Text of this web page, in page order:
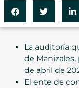
La auditoría
de Manizales,
de abril de
El ente de